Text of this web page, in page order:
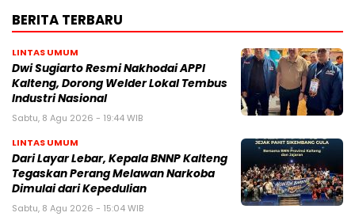
BERITA TERBARU
LINTAS UMUM
Dwi Sugiarto Resmi Nakhodai APPI
Kalteng, Dorong Welder Lokal Tembus
Industri Nasional
Sabtu, 8 Agu 2026 - 19:44 WIB
LINTAS UMUM
Dari Layar Lebar, Kepala BNNP Kalteng
Tegaskan Perang Melawan Narkoba
Dimulai dari Kepedulian
Sabtu, 8 Agu 2026 - 15:04 WIB